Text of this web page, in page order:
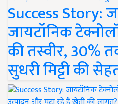
Success Story:
जायटॉनिक
की तस्वीर, 30%
सुधरी मिट्टी की